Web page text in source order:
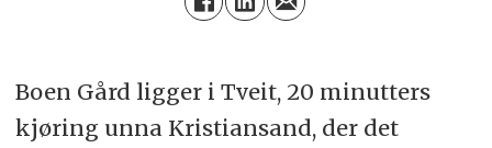
Boen Gård ligger i Tveit, 20 minutters
kjøring unna Kristiansand, der det